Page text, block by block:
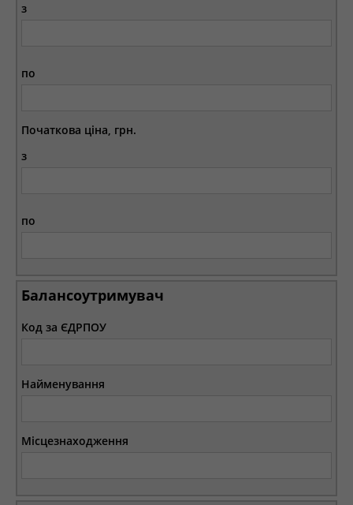
з
по
Початкова ціна, грн.
з
по
Балансоутримувач
Код за ЄДРПОУ
Найменування
Місцезнаходження